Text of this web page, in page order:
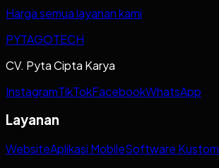
Harga semua layanan kami
PYTAGOTECH
CV. Pyta Cipta Karya
InstagramTikTokFacebookWhatsApp
Layanan
WebsiteAplikasi MobileSoftware Kustom